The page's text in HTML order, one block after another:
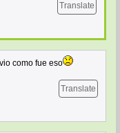
Translate
como fue eso
Translate